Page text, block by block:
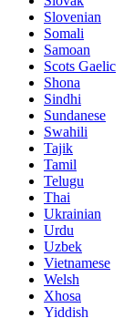
Slovenian
Somali
Samoan
Scots Gaelic
Shona
Sindhi
Sundanese
Swahili
Tajik
Tamil
Telugu
Thai
Ukrainian
Urdu
Uzbek
Vietnamese
Welsh
Xhosa
Yiddish